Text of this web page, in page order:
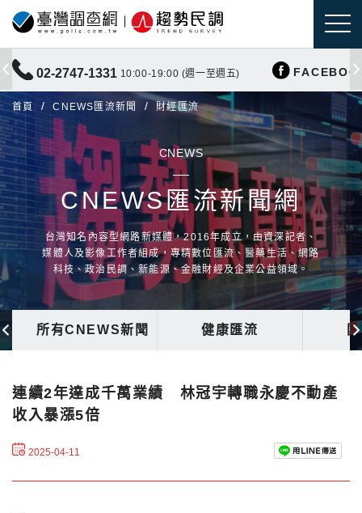
02-2747-1331 10:00-19:00 (週一至週五)
首頁 CNEWS匯流新聞 財經匯流
CNEWS
CNEWS匯流新聞網
台灣知名內容型網路新媒體，2016年成立，由資深記者、
媒體人及影像工作者組成，專精數位匯流、醫藥生活、網路
科技、政治民調、新能源、金融財經及企業公益領域。
所有CNEWS新聞 健康匯流
連續2年達成千萬業績 林冠宇轉職永慶不動產
收入暴漲5倍
2025-04-11